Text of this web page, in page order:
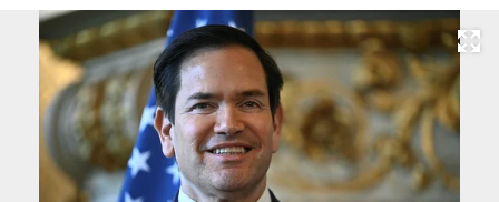
Развернуть